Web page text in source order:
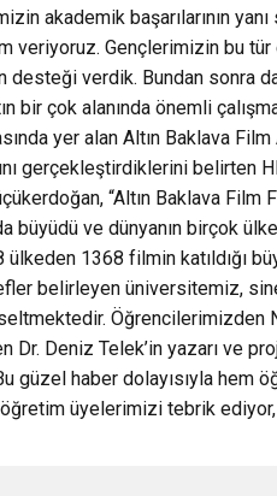
akademik başarılarının
veriyoruz. Gençlerimizin bu tür
desteği verdik. Bundan sonra
bir çok alanında önemli
yer alan Altın Baklava
gerçekleştirdiklerini belirten
“Altın Baklava
ve dünyanın birçok
1368 filmin katıldığı
belirleyen üniversitemiz,
Öğrencilerimizden
Deniz Telek’in yazarı ve
güzel haber dolayısıyla hem
üyelerimizi tebrik ediyor,